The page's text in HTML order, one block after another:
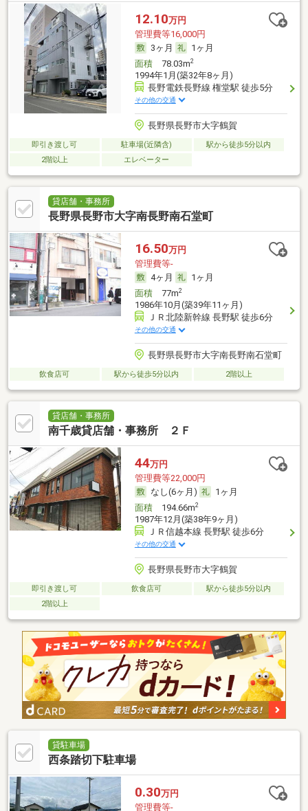
12.10万円
管理費等16,000円
3ヶ月
1ヶ月
面積78.03m2
1994年1月(築32年8ヶ月)
長野電鉄長野線 権堂駅 徒歩5分
その他の交通
長野県長野市大字鶴賀
即引き渡し可 駐車場(近隣含)
駅から徒歩5分以内
2階以上
エレベーター
貸店舗・事務所
長野県長野市大字南長野南石堂町
16.50万円
管理費等-
4ヶ月
1ヶ月
面積77m2
1986年10月(築39年11ヶ月)
ＪＲ北陸新幹線 長野駅 徒歩6分
その他の交通
長野県長野市大字南長野南石堂町
飲食店可 駅から徒歩5分以内 2階以上
貸店舗・事務所
南千歳貸店舗・事務所 ２Ｆ
44万円
管理費等22,000円
なし(6ヶ月)
1ヶ月
面積194.66m2
1987年12月(築38年9ヶ月)
ＪＲ信越本線 長野駅 徒歩6分
その他の交通
長野県長野市大字鶴賀
即引き渡し可 飲食店可
駅から徒歩5分以内
2階以上
貸駐車場
西条踏切下駐車場
0.30万円
管理費等-